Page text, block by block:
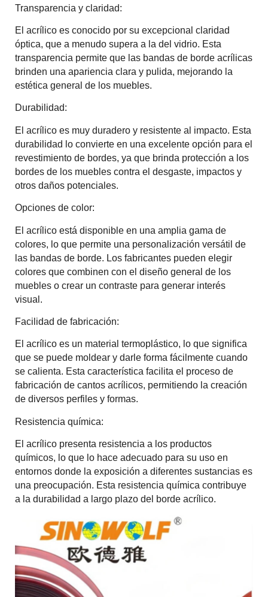
Transparencia y claridad:
El acrílico es conocido por su excepcional claridad
óptica, que a menudo supera a la del vidrio. Esta
transparencia permite que las bandas de borde acrílicas
brinden una apariencia clara y pulida, mejorando la
estética general de los muebles.
Durabilidad:
El acrílico es muy duradero y resistente al impacto. Esta
durabilidad lo convierte en una excelente opción para el
revestimiento de bordes, ya que brinda protección a los
bordes de los muebles contra el desgaste, impactos y
otros daños potenciales.
Opciones de color:
El acrílico está disponible en una amplia gama de
colores, lo que permite una personalización versátil de
las bandas de borde. Los fabricantes pueden elegir
colores que combinen con el diseño general de los
muebles o crear un contraste para generar interés
visual.
Facilidad de fabricación:
El acrílico es un material termoplástico, lo que significa
que se puede moldear y darle forma fácilmente cuando
se calienta. Esta característica facilita el proceso de
fabricación de cantos acrílicos, permitiendo la creación
de diversos perfiles y formas.
Resistencia química:
El acrílico presenta resistencia a los productos
químicos, lo que lo hace adecuado para su uso en
entornos donde la exposición a diferentes sustancias es
una preocupación. Esta resistencia química contribuye
a la durabilidad a largo plazo del borde acrílico.